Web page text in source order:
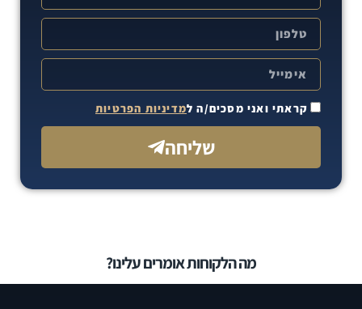
קראתי ואני מסכים/ה למדיניות הפרטיות
שליחה
מה הלקוחות אומרים עלינו?